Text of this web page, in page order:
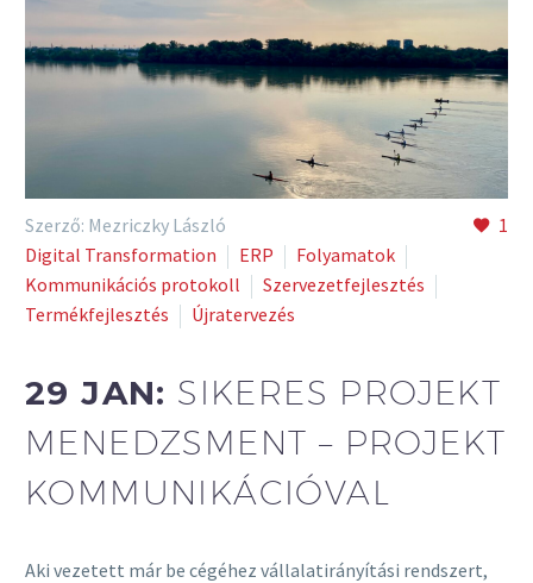
1
Szerző: Mezriczky László
Digital Transformation
ERP
Folyamatok
Kommunikációs protokoll
Szervezetfejlesztés
Termékfejlesztés
Újratervezés
29 JAN: SIKERES PROJEKT
MENEDZSMENT – PROJEKT
KOMMUNIKÁCIÓVAL
Aki vezetett már be cégéhez vállalatirányítási rendszert,